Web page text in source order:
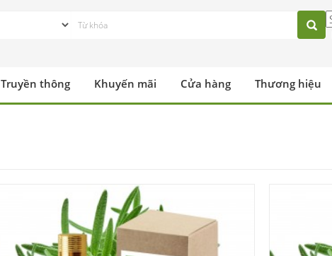
Truyền thông Khuyến mãi Cửa hàng Thương hiệu